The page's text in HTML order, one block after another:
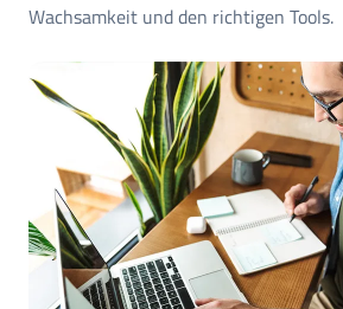
Wachsamkeit und den richtigen Tools.